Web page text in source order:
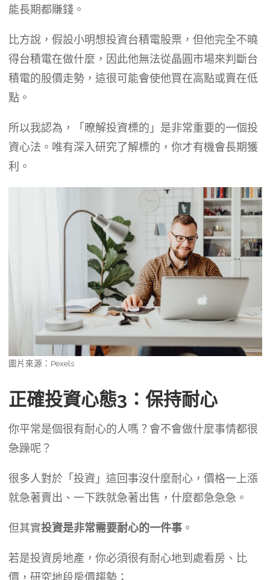
能長期都賺錢。
比方說，假設小明想投資台積電股票，但他完全不曉
得台積電在做什麼，因此他無法從晶圓市場來判斷台
積電的股價走勢，這很可能會使他買在高點或賣在低
點。
所以我認為，「暸解投資標的」是非常重要的一個投
資心法。唯有深入研究了解標的，你才有機會長期獲
利。
圖片來源：Pexels
正確投資心態3：保持耐心
你平常是個很有耐心的人嗎？會不會做什麼事情都很
急躁呢？
很多人對於「投資」這回事沒什麼耐心，價格一上漲
就急著賣出、一下跌就急著出售，什麼都急急急。
但其實投資是非常需要耐心的一件事。
若是投資房地產，你必須很有耐心地到處看房、比